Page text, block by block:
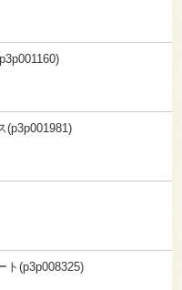
(p3p001981)
ト(p3p008325)